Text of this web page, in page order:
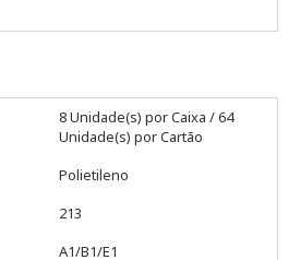
8 Unidade(s) por Caixa / 64
Unidade(s) por Cartão
Polietileno
213
A1/B1/E1